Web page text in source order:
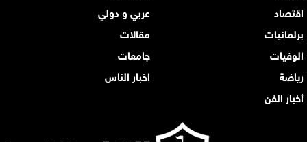
اقتصاد
عربي و دولي
برلمانيات
مقالات
الوفيات
جامعات
رياضة
اخبار الناس
أخبار الفن